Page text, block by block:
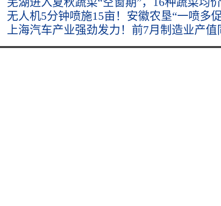
无人机5分钟喷施15亩！安徽农垦“一喷多
上海汽车产业强劲发力！前7月制造业产值